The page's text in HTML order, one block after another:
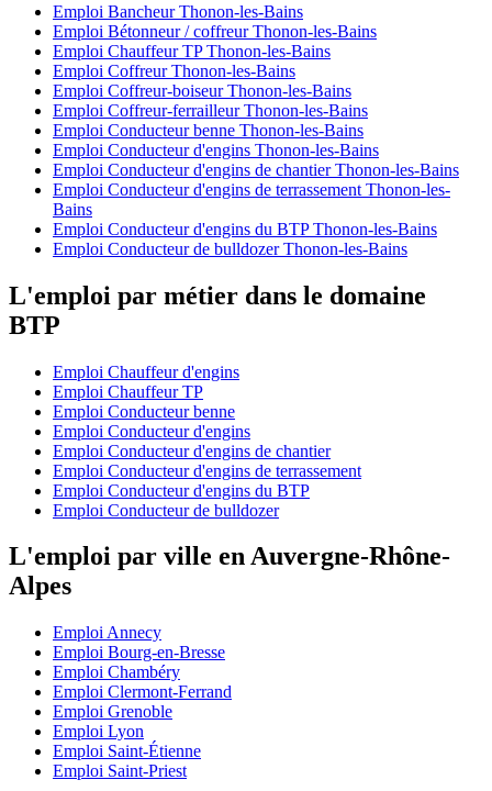
Emploi Bancheur Thonon-les-Bains
Emploi Bétonneur / coffreur Thonon-les-Bains
Emploi Chauffeur TP Thonon-les-Bains
Emploi Coffreur Thonon-les-Bains
Emploi Coffreur-boiseur Thonon-les-Bains
Emploi Coffreur-ferrailleur Thonon-les-Bains
Emploi Conducteur benne Thonon-les-Bains
Emploi Conducteur d'engins Thonon-les-Bains
Emploi Conducteur d'engins de chantier Thonon-les-Bains
Emploi Conducteur d'engins de terrassement Thonon-les-
Bains
Emploi Conducteur d'engins du BTP Thonon-les-Bains
Emploi Conducteur de bulldozer Thonon-les-Bains
L'emploi par métier dans le domaine
BTP
Emploi Chauffeur d'engins
Emploi Chauffeur TP
Emploi Conducteur benne
Emploi Conducteur d'engins
Emploi Conducteur d'engins de chantier
Emploi Conducteur d'engins de terrassement
Emploi Conducteur d'engins du BTP
Emploi Conducteur de bulldozer
L'emploi par ville en Auvergne-Rhône-
Alpes
Emploi Annecy
Emploi Bourg-en-Bresse
Emploi Chambéry
Emploi Clermont-Ferrand
Emploi Grenoble
Emploi Lyon
Emploi Saint-Étienne
Emploi Saint-Priest